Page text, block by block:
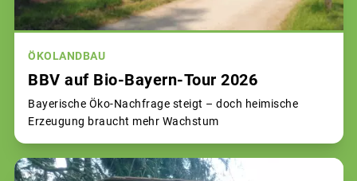
ÖKOLANDBAU
BBV auf Bio-Bayern-Tour 2026
Bayerische Öko-Nachfrage steigt – doch heimische
Erzeugung braucht mehr Wachstum